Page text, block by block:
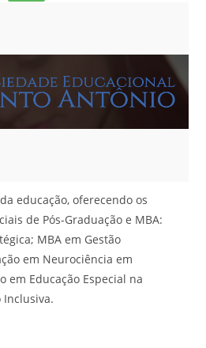
educação, oferecendo os
de Pós-Graduação e MBA:
MBA em Gestão
em Neurociência em
em Educação Especial na
Inclusiva.